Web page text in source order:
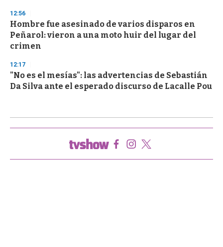
12:56
Hombre fue asesinado de varios disparos en
Peñarol: vieron a una moto huir del lugar del
crimen
12:17
"No es el mesías": las advertencias de Sebastián
Da Silva ante el esperado discurso de Lacalle Pou